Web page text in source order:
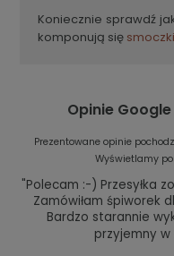
Koniecznie sprawdź
komponują się
Opinie Google
Prezentowane opinie
Wyświetlamy
"Polecam :-) Przesyłka
Zamówiłam śpiworek
Bardzo starannie
przyjemny